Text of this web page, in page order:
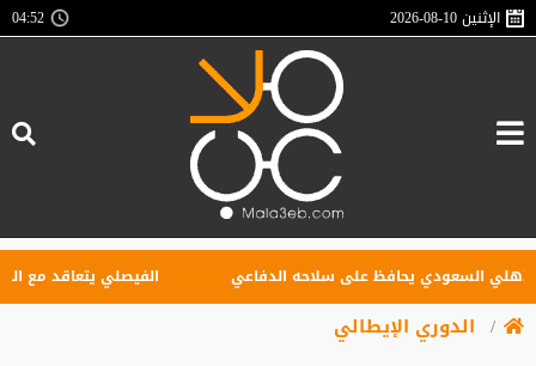
الإثنين2026-08-10
04:52
السعودي يحافظ على سلاحه الدفاعي الفيصلي يتعاقد مع
الدوري الإيطالي